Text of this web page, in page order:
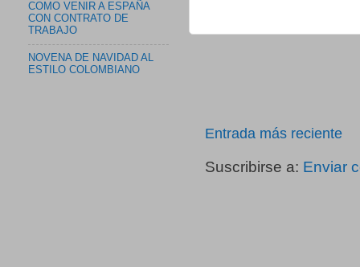
Entrada más reciente
Suscribirse a: Enviar
COMO VENIR A ESPAÑA
CON CONTRATO DE
TRABAJO
NOVENA DE NAVIDAD AL
ESTILO COLOMBIANO